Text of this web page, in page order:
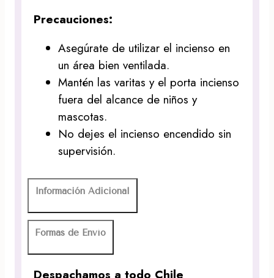
Precauciones:
Asegúrate de utilizar el incienso en
un área bien ventilada.
Mantén las varitas y el porta incienso
fuera del alcance de niños y
mascotas.
No dejes el incienso encendido sin
supervisión.
Información Adicional
Formas de Envío
Despachamos a todo Chile